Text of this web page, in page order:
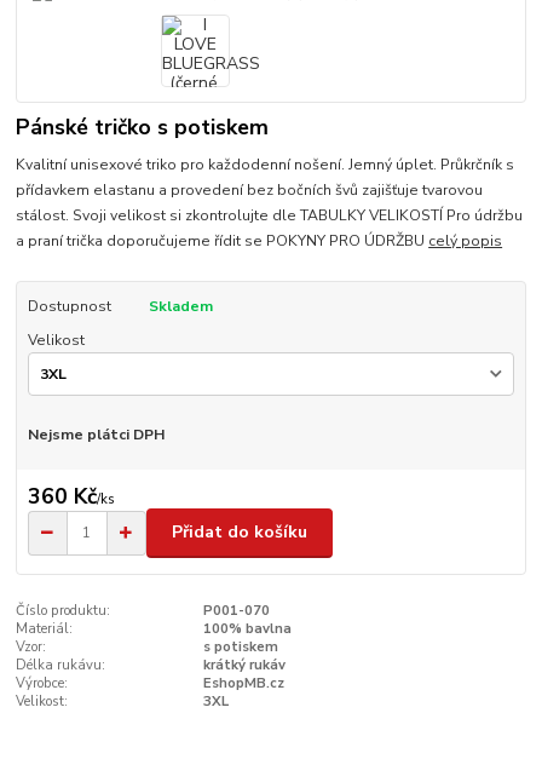
Pánské tričko s potiskem
Kvalitní unisexové triko pro každodenní nošení. Jemný úplet. Průkrčník s
přídavkem elastanu a provedení bez bočních švů zajišťuje tvarovou
stálost. Svoji velikost si zkontrolujte dle TABULKY VELIKOSTÍ Pro údržbu
a praní trička doporučujeme řídit se POKYNY PRO ÚDRŽBU celý popis
Dostupnost
Skladem
Velikost
Nejsme plátci DPH
360 Kč/ks
Přidat do košíku
Číslo produktu:
P001-070
Materiál:
100% bavlna
Vzor:
s potiskem
Délka rukávu:
krátký rukáv
Výrobce:
EshopMB.cz
Velikost:
3XL